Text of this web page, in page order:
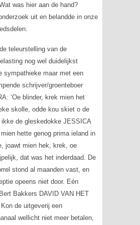
was hier aan de hand?
uit en belandde in onze
teleurstelling van de
nog wel duidelijkst
sympathieke maar met een
schrijver/groenteboer
‘Oe blinder, krek mien het
skolle, odde kou skiet o de
ikke de gleskedokke JESSICA
hette genog prima ieland in
joawt mien hek, krek, oe
dat was het inderdaad. De
stond al maanden vast, en
opeens niet door. Eén
Bakkers DAVID VAN HET
de uitgeverij een
wellicht niet meer betalen,